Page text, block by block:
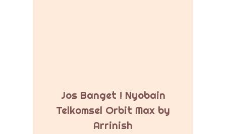
Jos Banget ! Nyobain
Telkomsel Orbit Max by
Arrinish